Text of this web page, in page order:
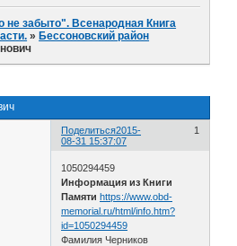
не забыто". Всенародная Книга
» Бессоновский район
Поделиться 1
2015-
08-31 15:37:07
1050294459
Информация из Книги
Памяти https://www.obd-
memorial.ru/html/info.htm?
id=1050294459
Фамилия Черников